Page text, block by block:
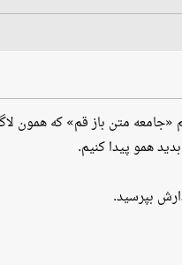
«جامعه متن باز قم» که همون
همو پیدا کنیم.
بپرسید.